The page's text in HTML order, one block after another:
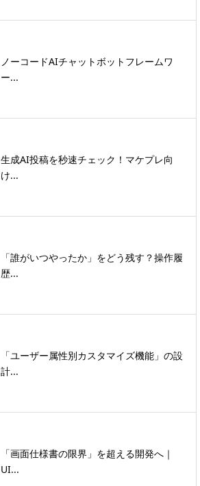
ノーコードAIチャットボットフレームワ
ー...
生成AI投稿を秒速チェック！マケプレ向
け...
「誰がいつやったか」をどう残す？操作履
歴...
「ユーザー属性別カスタマイズ機能」の設
計...
「画面仕様書の限界」を超える開発へ｜
UI...